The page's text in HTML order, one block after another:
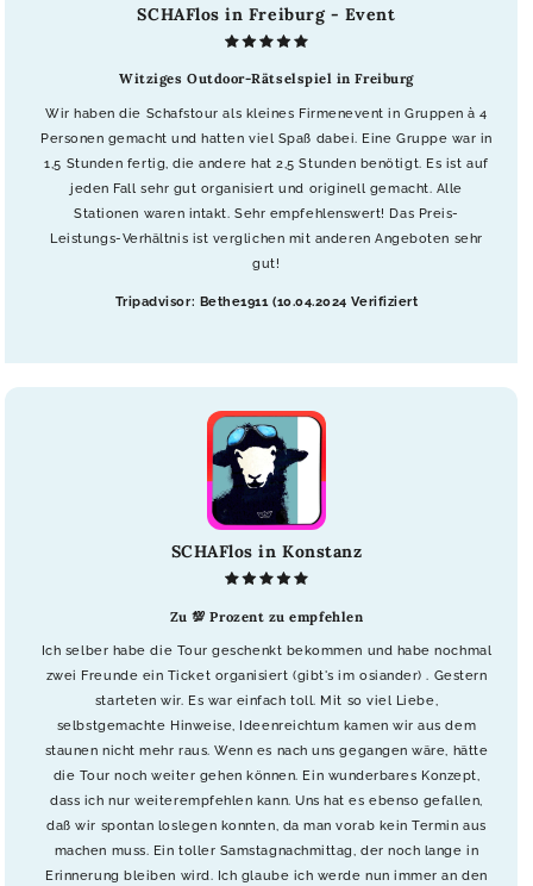
SCHAFlos in Freiburg - Event
Witziges Outdoor-Rätselspiel in Freiburg
Wir haben die Schafstour als kleines Firmenevent in Gruppen à 4
Personen gemacht und hatten viel Spaß dabei. Eine Gruppe war in
1,5 Stunden fertig, die andere hat 2,5 Stunden benötigt. Es ist auf
jeden Fall sehr gut organisiert und originell gemacht. Alle
Stationen waren intakt. Sehr empfehlenswert! Das Preis-
Leistungs-Verhältnis ist verglichen mit anderen Angeboten sehr
gut!
Tripadvisor: Bethe1911 (10.04.2024 Verifiziert
SCHAFlos in Konstanz
Zu 💯 Prozent zu empfehlen
Ich selber habe die Tour geschenkt bekommen und habe nochmal
zwei Freunde ein Ticket organisiert (gibt's im osiander) . Gestern
starteten wir. Es war einfach toll. Mit so viel Liebe,
selbstgemachte Hinweise, Ideenreichtum kamen wir aus dem
staunen nicht mehr raus. Wenn es nach uns gegangen wäre, hätte
die Tour noch weiter gehen können. Ein wunderbares Konzept,
dass ich nur weiterempfehlen kann. Uns hat es ebenso gefallen,
daß wir spontan loslegen konnten, da man vorab kein Termin aus
machen muss. Ein toller Samstagnachmittag, der noch lange in
Erinnerung bleiben wird. Ich glaube ich werde nun immer an den